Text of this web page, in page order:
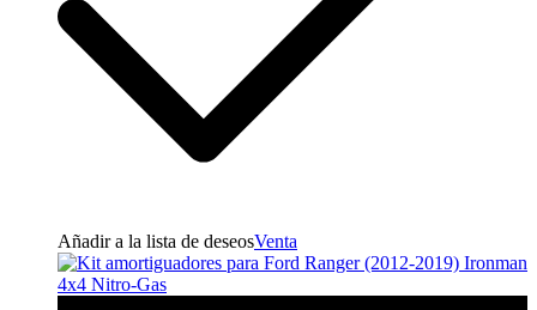
Añadir a la lista de deseosVenta